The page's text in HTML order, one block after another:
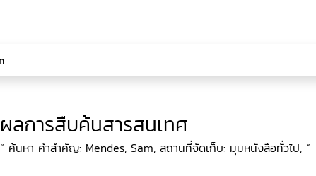
ผลการสืบค้นสารสนเทศ
“ ค้นหา คำสำคัญ: Mendes, Sam, สถานที่จัดเก็บ: มุมหนังสือทั่วไป, ”